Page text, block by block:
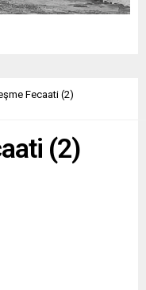
Fecaati (2)
(2)